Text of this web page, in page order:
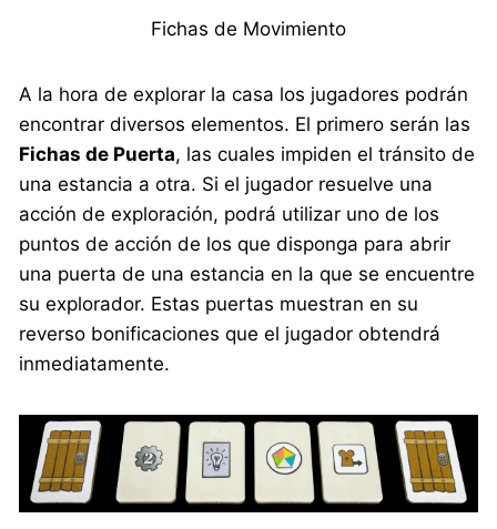
Fichas de Movimiento
A la hora de explorar la casa los jugadores podrán
encontrar diversos elementos. El primero serán las
Fichas de Puerta, las cuales impiden el tránsito de
una estancia a otra. Si el jugador resuelve una
acción de exploración, podrá utilizar uno de los
puntos de acción de los que disponga para abrir
una puerta de una estancia en la que se encuentre
su explorador. Estas puertas muestran en su
reverso bonificaciones que el jugador obtendrá
inmediatamente.